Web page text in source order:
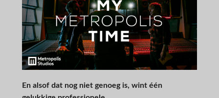
En alsof dat nog niet genoeg is, wint één